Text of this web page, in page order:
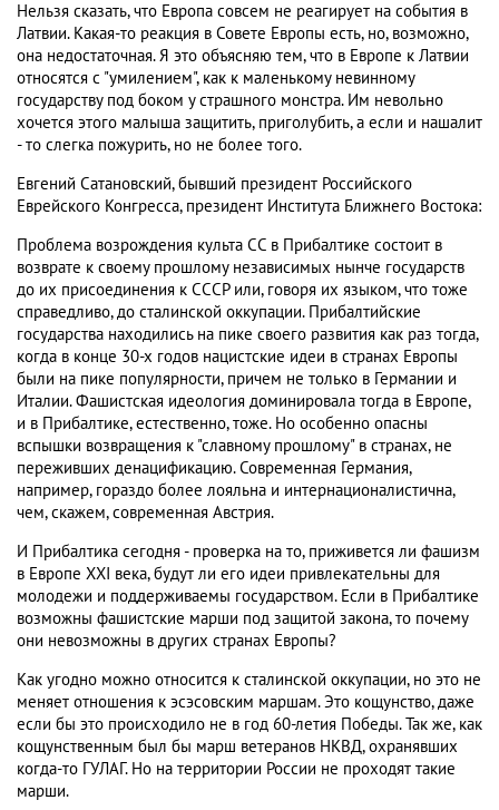
Нельзя сказать, что Европа совсем не реагирует на события в
Латвии. Какая-то реакция в Совете Европы есть, но, возможно,
она недостаточная. Я это объясняю тем, что в Европе к Латвии
относятся с "умилением", как к маленькому невинному
государству под боком у страшного монстра. Им невольно
хочется этого малыша защитить, приголубить, а если и нашалит
- то слегка пожурить, но не более того.
Евгений Сатановский, бывший президент Российского
Еврейского Конгресса, президент Института Ближнего Востока:
Проблема возрождения культа СС в Прибалтике состоит в
возврате к своему прошлому независимых нынче государств
до их присоединения к СССР или, говоря их языком, что тоже
справедливо, до сталинской оккупации. Прибалтийские
государства находились на пике своего развития как раз тогда,
когда в конце 30-х годов нацистские идеи в странах Европы
были на пике популярности, причем не только в Германии и
Италии. Фашистская идеология доминировала тогда в Европе,
и в Прибалтике, естественно, тоже. Но особенно опасны
вспышки возвращения к "славному прошлому" в странах, не
переживших денацификацию. Современная Германия,
например, гораздо более лояльна и интернационалистична,
чем, скажем, современная Австрия.
И Прибалтика сегодня - проверка на то, приживется ли фашизм
в Европе XXI века, будут ли его идеи привлекательны для
молодежи и поддерживаемы государством. Если в Прибалтике
возможны фашистские марши под защитой закона, то почему
они невозможны в других странах Европы?
Как угодно можно относится к сталинской оккупации, но это не
меняет отношения к эсэсовским маршам. Это кощунство, даже
если бы это происходило не в год 60-летия Победы. Так же, как
кощунственным был бы марш ветеранов НКВД, охранявших
когда-то ГУЛАГ. Но на территории России не проходят такие
марши.